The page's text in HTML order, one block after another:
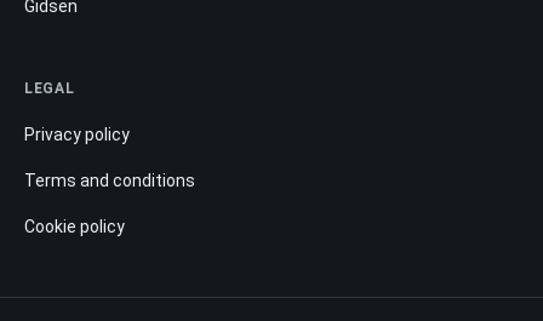
Gidsen
LEGAL
Privacy policy
Terms and conditions
Cookie policy